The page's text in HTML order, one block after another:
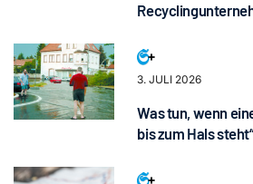
3. JULI 2026
Was tun, wenn
bis zum Hals